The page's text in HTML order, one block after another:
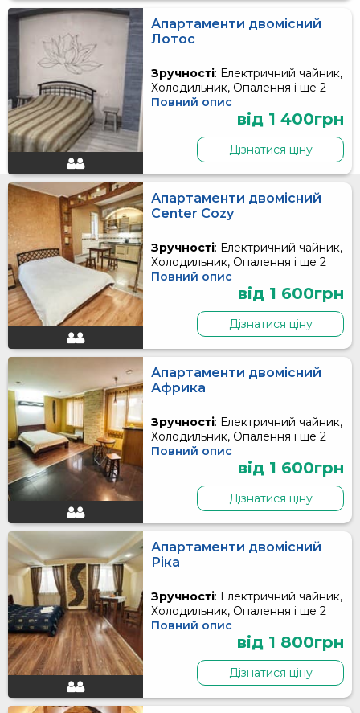
Апартаменти двомісний
Лотос
Зручності: Електричний чайник,
Холодильник, Опалення і ще 2
Повний опис
від 1 400грн
Дізнатися ціну
Апартаменти двомісний
Center Cozy
Зручності: Електричний чайник,
Холодильник, Опалення і ще 2
Повний опис
від 1 600грн
Дізнатися ціну
Апартаменти двомісний
Африка
Зручності: Електричний чайник,
Холодильник, Опалення і ще 2
Повний опис
від 1 600грн
Дізнатися ціну
Апартаменти двомісний
Ріка
Зручності: Електричний чайник,
Холодильник, Опалення і ще 2
Повний опис
від 1 800грн
Дізнатися ціну